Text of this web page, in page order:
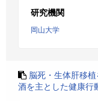
研究機関
岡山大学
脳死・生体肝移
酒を主とした健康行